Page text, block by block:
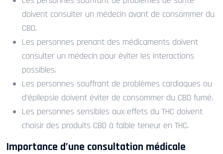
doivent consulter un médecin avant de consommer du
CBD.
Les personnes prenant des médicaments doivent
consulter un médecin pour éviter les interactions
possibles.
Les personnes souffrant de problèmes cardiaques ou
d’épilepsie doivent éviter de consommer du CBD fumé.
Les personnes sensibles aux effets du THC doivent
choisir des produits CBD à faible teneur en THC.
Importance d’une consultation médicale